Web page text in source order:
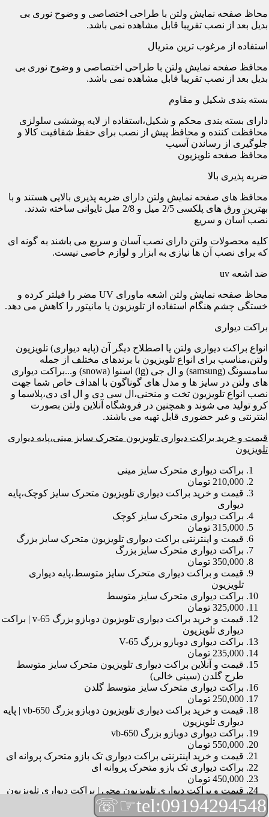
محاظ صفحه نمایش ولتن با طراحی اختصاصی و وضوح نوری بی
بدیل بعد از نصب تقریبا قابل مشاهده نمی باشد.
استفاده از مرغوب ترین متریال
محافظ صفحه نمایش ولتن با طراحی اختصاصی و وضوح نوری بی
بدیل بعد از نصب تقریبا قابل مشاهده نمی باشد.
بسته بندی شکیل و مقاوم
دارای بسته بندی محکم و شکیل،استفاده از لایه پوششی سلولزی
محافظت کننده و محافظ پیش از نصب برای حفظ شفافیت کالا و
جلوگیری از رساندن آسیب
محافظ صفحه تلویزیون
ضربه پذیری بالا
محافظ های صفحه نمایش ولتن دارای ضربه پذیری بالایی هستند و با
بهترین ورق های پلکسی 2/5 میل و 2/8 میل تایوانی ساخته شدند.
نصب آسان و سریع
کلیه محصولات ولتن دارای نصب آسان و سریع می باشند به گونه ای
که برای نصب آن ها نیازی به ابزار و لوازم خاصی نیست.
ضد اشعه uv
محاظ صفحه نمایش ولتن اشعه ماورای UV مضر را فیلتر کرده و
خستگی چشم هنگام استفاده از تلویزیون یا مانیتور را کاهش می دهد.
براکت دیواری
انواع براکت دیواری ولتن یا اصطلاح دیگر آن (پایه دیواری) تلویزیون
ولتن،مناسب برای انواع تلویزیون با برندهای مختلف از جمله
سامسونگ (samsung) و ال جی (lg) اسنوا (snowa) و...براکت دیواری
های ولتن در سایز ها و مدل های گوناگون با اهداف خاص شما جهت
نصب انواع تلویزیون تخت و منحنی،ال سی دی و ال ای دی،پلاسما و
کرو تولید می شوند و همچنین در فروشگاه آنلاین ولتن بصورت
اینترنتی و غیر حضوری قابل تهیه می باشند.
قیمت و خرید براکت دیواری تلویزیون متحرک سایز مینی،پایه دیواری
تلویزیون
براکت دیواری متحرک سایز مینی
210,000 تومان
قیمت و خرید براکت دیواری تلویزیون متحرک سایز کوچک،پایه
دیواری
براکت دیواری متحرک سایز کوچک
315,000 تومان
قیمت و اینترنتی براکت دیواری تلویزیون متحرک سایز بزرگ
براکت دیواری متحرک سایز بزرگ
350,000 تومان
قیمت و براکت دیواری متحرک سایز متوسط،پایه دیواری
تلویزیون
براکت دیواری متحرک سایز متوسط
325,000 تومان
قیمت و خرید براکت دیواری تلویزیون دوبازو بزرگ v-65 | براکت
دیواری تلویزیون
براکت دیواری دوبازو بزرگ V-65
235,000 تومان
قیمت و آنلاین براکت دیواری تلویزیون متحرک سایز متوسط
طرح گلدن (سینی خالی)
براکت دیواری متحرک سایز متوسط گلدن
250,000 تومان
قیمت و خرید براکت دیواری تلویزیون دوبازو بزرگ vb-650 | پایه
دیواری تلویزیون
براکت دیواری دوبازو بزرگ vb-650
550,000 تومان
قیمت و خرید اینترنتی براکت دیواری تک بازو متحرک پروانه ای
براکت دیواری تک بازو متحرک پروانه ای
450,000 تومان
قیمت و براکت دیواری تلویزیون مچی | براکت دیواری تلویزیون
براکت دیواری مچی
165,000 تومان
tel:09194294548
☞☏